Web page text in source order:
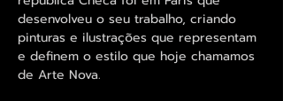
desenvolveu o seu trabalho, criando
pinturas e ilustrações que representam
e definem o estilo que hoje chamamos
de Arte Nova.